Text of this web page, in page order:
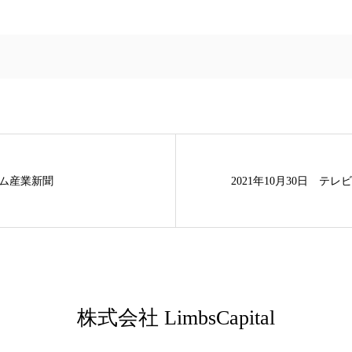
産業新聞 2021年10月30日 テレ
株式会社 LimbsCapital